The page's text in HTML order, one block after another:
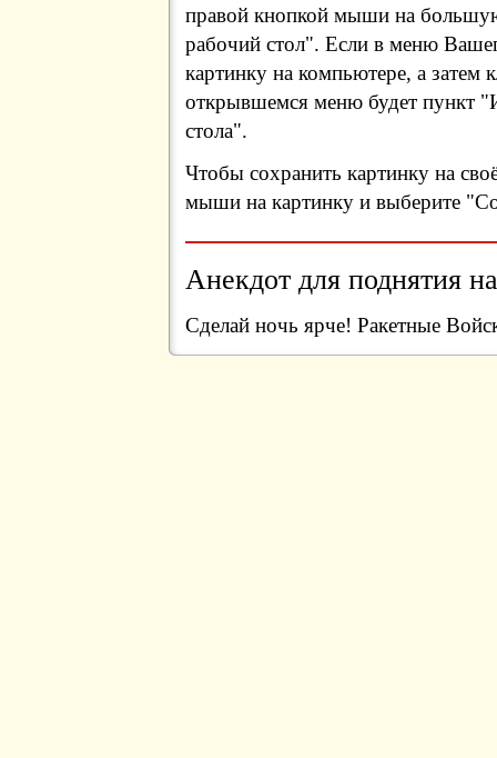
правой кнопкой мыши на
рабочий стол". Если в меню
картинку на компьютере, а затем
открывшемся меню будет пункт
стола".
Чтобы сохранить картинку на
мыши на картинку и выберите
Анекдот для поднятия
Сделай ночь ярче! Ракетные